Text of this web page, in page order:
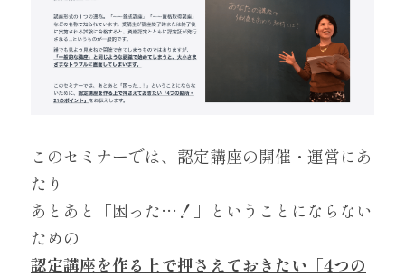
このセミナーでは、認定講座の開催・運営にあ
たり
あとあと「困った…！」ということにならない
ための
認定講座を作る上で押さえておきたい「4つの